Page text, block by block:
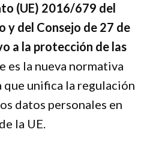
(UE) 2016/679 del
y del Consejo de 27 de
a la protección de las
es la nueva normativa
que unifica la regulación
datos personales en
la UE.